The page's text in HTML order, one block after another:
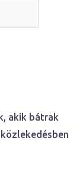
akik bátrak